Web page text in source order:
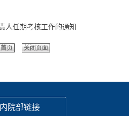
人任期考核工作的通知
页 关闭页面
院部链接